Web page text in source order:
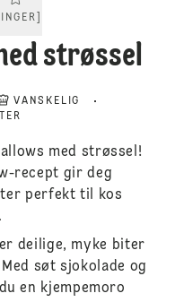
strøssel
VANSKELIG
med strøssel!
recept gir deg
perfekt til kos
deilige, myke biter
søt sjokolade og
en kjempemoro